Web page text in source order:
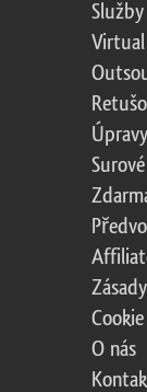
Virtual
O nás